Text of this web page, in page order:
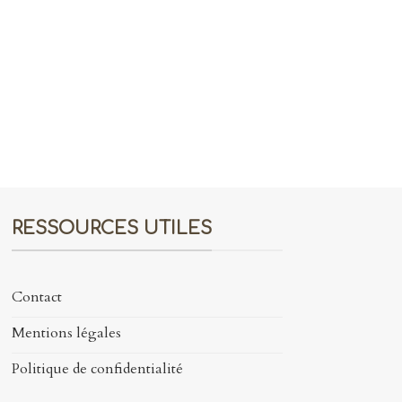
RESSOURCES UTILES
Contact
Mentions légales
Politique de confidentialité